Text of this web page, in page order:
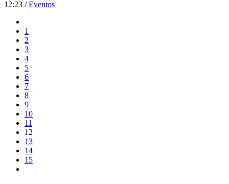
12:23 /Eventos
1
2
3
4
5
6
7
8
9
10
11
12
13
14
15